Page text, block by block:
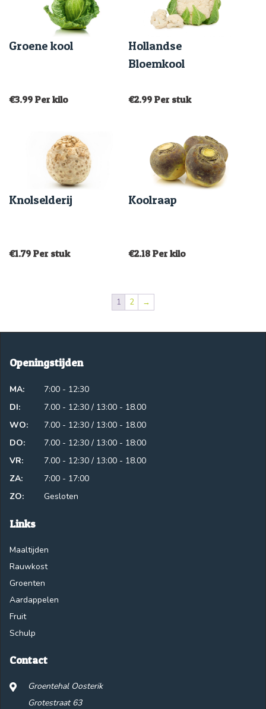
Groene kool
€3.99 Per kilo
Hollandse
Bloemkool
€2.99Per stuk
Knolselderij
€1.79 Per stuk
Koolraap
€2.18Per kilo
1 2 →
Openingstijden
MA:
7:00 - 12:30
DI:
7.00 - 12:30 / 13:00 - 18.00
WO:
7.00 - 12:30 / 13:00 - 18.00
DO:
7.00 - 12:30 / 13:00 - 18:00
VR:
7.00 - 12:30 / 13:00 - 18.00
ZA:
7:00 - 17:00
ZO:
Gesloten
Links
Maaltijden
Rauwkost
Groenten
Aardappelen
Fruit
Schulp
Contact
Groentehal Oosterik
Grotestraat 63